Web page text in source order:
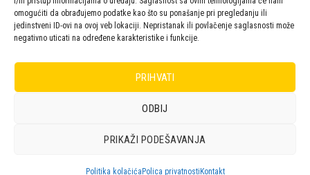
omogućiti da obrađujemo podatke kao što su ponašanje pri pregledanju ili
jedinstveni ID-ovi na ovoj veb lokaciji. Nepristanak ili povlačenje saglasnosti može
negativno uticati na određene karakteristike i funkcije.
PRIHVATI
ODBIJ
PRIKAŽI PODEŠAVANJA
Politika kolačića Polica privatnosti Kontakt